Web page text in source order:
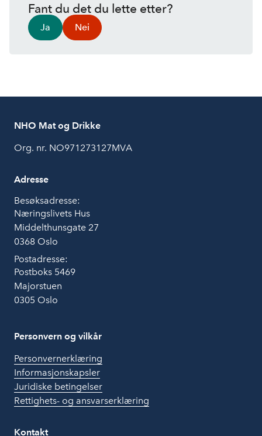
Fant du det du lette etter?
Ja Nei
NHO Mat og Drikke
Org. nr. NO971273127MVA
Adresse
Besøksadresse:
Næringslivets Hus
Middelthunsgate 27
0368 Oslo
Postadresse:
Postboks 5469
Majorstuen
0305 Oslo
Personvern og vilkår
Personvernerklæring
Informasjonskapsler
Juridiske betingelser
Rettighets- og ansvarserklæring
Kontakt